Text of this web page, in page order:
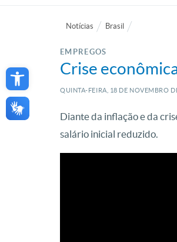
Open toolbar
Notícias Brasil
EMPREGOS
Crise
QUINTA-FEIRA, 18 DE NOVEMBRO
Diante da inflação e da
salário inicial reduzido.